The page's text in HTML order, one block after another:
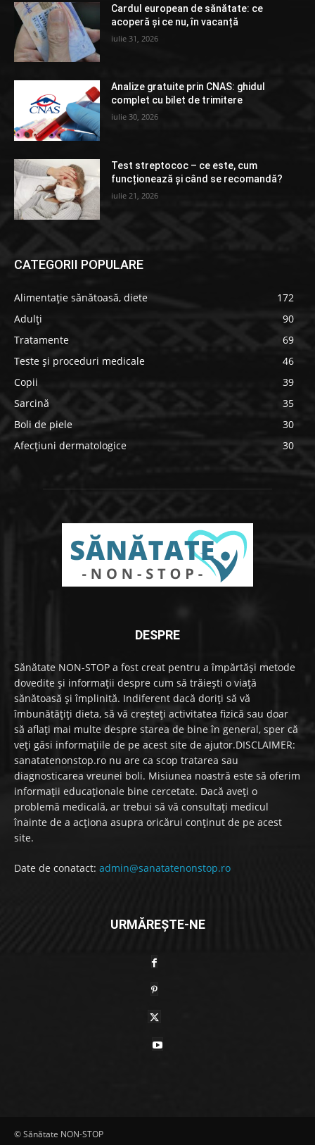
Cardul european de sănătate: ce
acoperă și ce nu, în vacanță
iulie 31, 2026
Analize gratuite prin CNAS: ghidul
complet cu bilet de trimitere
iulie 30, 2026
Test streptococ – ce este, cum
funcționează și când se recomandă?
iulie 21, 2026
CATEGORII POPULARE
Alimentație sănătoasă, diete
172
Adulți
90
Tratamente
69
Teste și proceduri medicale
46
Copii
39
Sarcină
35
Boli de piele
30
Afecțiuni dermatologice
30
DESPRE
Sănătate NON-STOP a fost creat pentru a împărtăși metode
dovedite și informații despre cum să trăiești o viață
sănătoasă și împlinită. Indiferent dacă doriți să vă
îmbunătățiți dieta, să vă creșteți activitatea fizică sau doar
să aflați mai multe despre starea de bine în general, sper că
veți găsi informațiile de pe acest site de ajutor.DISCLAIMER:
sanatatenonstop.ro nu are ca scop tratarea sau
diagnosticarea vreunei boli. Misiunea noastră este să oferim
informații educaționale bine cercetate. Dacă aveți o
problemă medicală, ar trebui să vă consultați medicul
înainte de a acționa asupra oricărui conținut de pe acest
site.
Date de conatact: admin@sanatatenonstop.ro
URMĂREȘTE-NE
© Sănătate NON-STOP